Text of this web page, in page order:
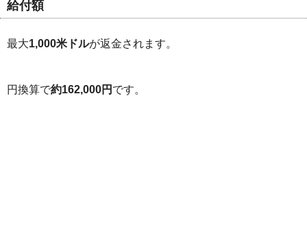
給付額
最大1,000米ドルが返金されます。
円換算で約162,000円 です。